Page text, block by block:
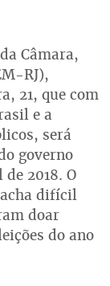
Câmara,
RJ),
21, que com
e a
será
governo
2018. O
difícil
doar
do ano